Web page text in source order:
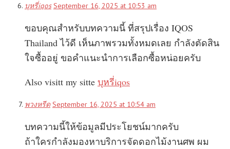
บุหรี่iqos September 16, 2025 at 10:53 am
ขอบคุณสำหรับบทความนี้ ที่สรุปเรื่อง IQOS
Thailand ไว้ดี เห็นภาพรวมทั้งหมดเลย กำลังตัดสิน
ใจซื้ออยู่ ขอคำแนะนำการเลือกซื้อหน่อยครับ
Also visitt my sitte บุหรี่iqos
พวงหรีด September 16, 2025 at 10:54 am
บทความนี้ให้ข้อมูลมีประโยชน์มากครับ
ถ้าใครกำลังมองหาบริการจัดดอกไม้งานศพ ผม